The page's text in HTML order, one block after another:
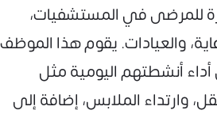
للمرضى في المستشفيات،
والعيادات. يقوم هذا الموظف
أنشطتهم اليومية مثل
وارتداء الملابس، إضافة إلى